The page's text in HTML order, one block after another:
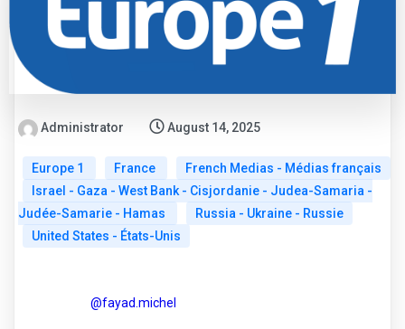
Administrator August 14, 2025
Europe 1 France
French Medias - Médias français
Israel - Gaza - West Bank - Cisjordanie - Judea-Samaria -
Judée-Samarie - Hamas
Russia - Ukraine - Russie
United States - États-Unis
@fayad.michel